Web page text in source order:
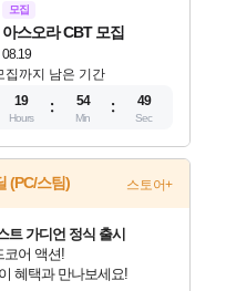
모집
08.19
아스오라 CBT 모집
집까지 남은 기간
19
Hours
54
Min
48
Sec
(PC/스팀) 스토어+
트 가디언 정식 출시
코어 액션!
혜택과 만나보세요!